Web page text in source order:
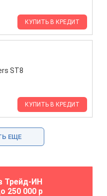
КУПИТЬ В КРЕДИТ
КУПИТЬ В КРЕДИТ
ПОКАЗАТЬ ЕЩЕ
Трейд-ИН
250 000 р